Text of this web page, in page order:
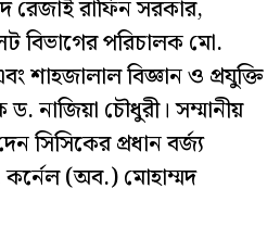
রেজাই রাফিন সরকার,
বিভাগের পরিচালক মো.
বিজ্ঞান ও প্রযুক্তি
ড. নাজিয়া চৌধুরী। সম্মানীয়
সিসিকের প্রধান বর্জ্য
কর্নেল (অব.) মোহাম্মদ